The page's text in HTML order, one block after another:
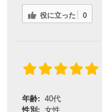
役に立った 0
年齢: 40代
性別: 女性